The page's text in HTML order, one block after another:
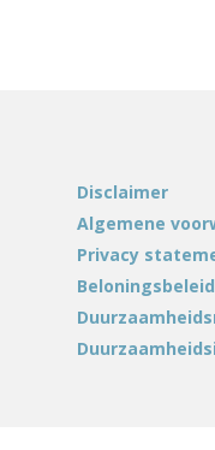
Disclaimer
Algemene
Privacy
Beloningsbeleid